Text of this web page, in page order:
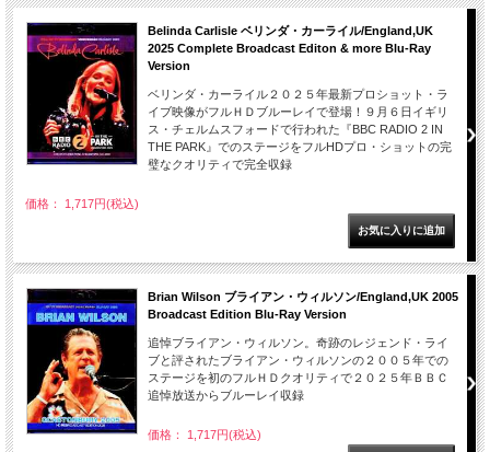
Belinda Carlisle ベリンダ・カーライル/England,UK
2025 Complete Broadcast Editon & more Blu-Ray
Version
ベリンダ・カーライル２０２５年最新プロショット・ラ
イブ映像がフルＨＤブルーレイで登場！９月６日イギリ
ス・チェルムスフォードで行われた『BBC RADIO 2 IN
THE PARK』でのステージをフルHDプロ・ショットの完
璧なクオリティで完全収録
価格： 1,717円(税込)
Brian Wilson ブライアン・ウィルソン/England,UK 2005
Broadcast Edition Blu-Ray Version
追悼ブライアン・ウィルソン。奇跡のレジェンド・ライ
ブと評されたブライアン・ウィルソンの２００５年での
ステージを初のフルＨＤクオリティで２０２５年ＢＢＣ
追悼放送からブルーレイ収録
価格： 1,717円(税込)